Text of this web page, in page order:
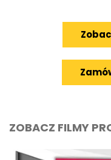
ZOBACZ FILMY